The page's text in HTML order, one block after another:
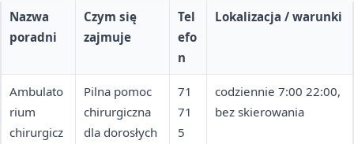
Nazwa
poradni
Czym się
zajmuje
Tel
efo
n
Lokalizacja / warunki
Ambulato
rium
chirurgicz
Pilna pomoc
chirurgiczna
dla dorosłych
71
71
5
codziennie 7:00 22:00,
bez skierowania